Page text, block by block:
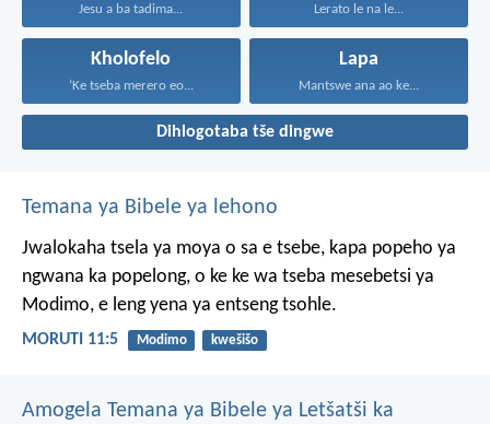
Jesu a ba tadima... Lerato le na le...
Kholofelo
‘Ke tseba merero eo...
Lapa
Mantswe ana ao ke...
Dihlogotaba tše dingwe
Temana ya Bibele ya lehono
Jwalokaha tsela ya moya o sa e tsebe, kapa popeho ya
ngwana ka popelong, o ke ke wa tseba mesebetsi ya
Modimo, e leng yena ya entseng tsohle.
MORUTI 11:5 Modimo kwešišo
Amogela Temana ya Bibele ya Letšatši ka